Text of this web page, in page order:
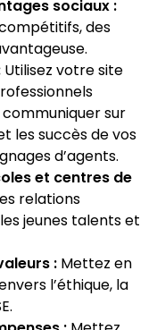
sociaux :
des
Utilisez votre site
sur
les succès de vos
d’agents.
et centres de
relations
jeunes talents et
:Mettez en
l’éthique, la